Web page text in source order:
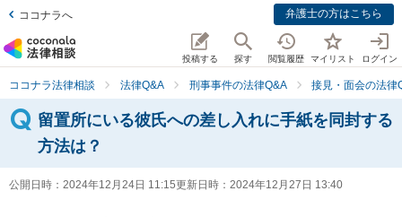
ココナラへ 弁護士の方はこちら
投稿する 探す 閲覧履歴 マイリスト ログイン
ココナラ法律相談 法律Q&A 刑事事件の法律Q&A 接見・面会の法律
留置所にいる彼氏への差し入れに手紙を同封する
方法は？
公開日時： 2024年12月24日 11:15更新日時： 2024年12月27日 13:40